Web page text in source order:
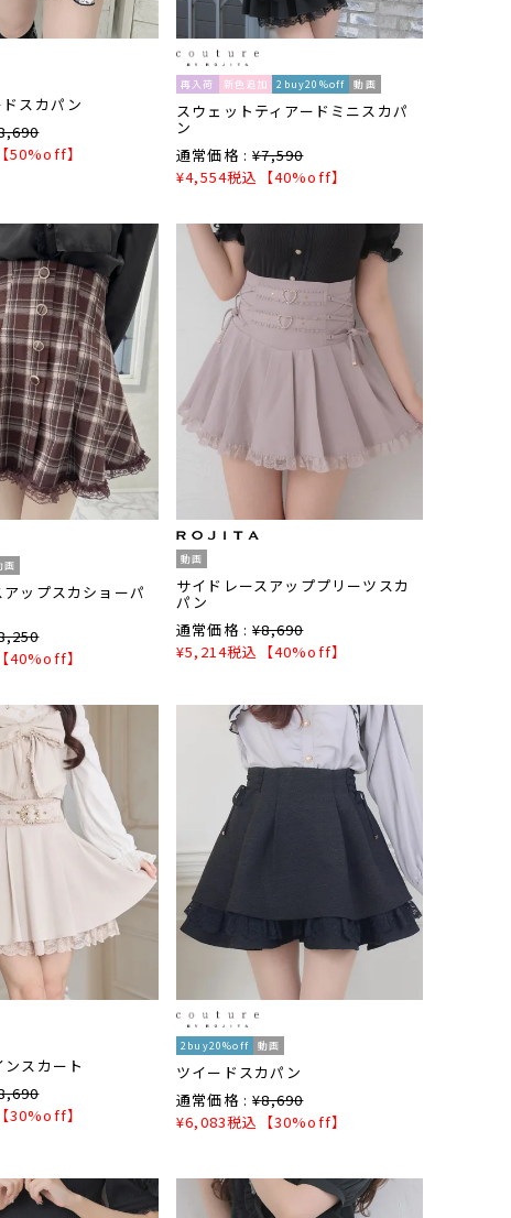
スカパン
【50%off】
再入荷 新色追加 2buy20%off 動画
スウェットティアードミニスカパ
ン
通常価格 : ¥7,590
¥4,554税込 【40%off】
画
ップスカショーパ
【40%off】
動画
サイドレースアッププリーツスカ
パン
通常価格 : ¥8,690
¥5,214税込 【40%off】
スカート
【30%off】
2buy20%off 動画
ツイードスカパン
通常価格 : ¥8,690
¥6,083税込 【30%off】